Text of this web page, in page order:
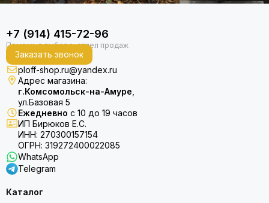
+7 (914) 415-72-96
Заказать звонок
ploff-shop.ru@yandex.ru
Адрес магазина:
г.Комсомольск-на-Амуре
ул.Базовая 5
Ежедневно с 10 до 19 часов
ИП Бирюков Е.С.
ИНН: 270300157154
ОГРН: 319272400022085
WhatsApp
Telegram
Каталог